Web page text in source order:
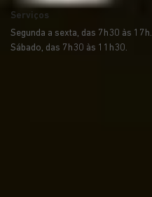
Serviços
Segunda a sexta, das 7h30 às 17h.
Sábado, das 7h30 às 11h30.